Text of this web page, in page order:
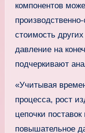
компонентов
стоимость
давление на
подчеркивают
«Учитывая
процесса, рост
цепочки
повышательное